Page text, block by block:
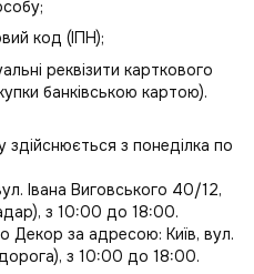
код (ІПН);
реквізити карткового
банківською картою).
з понеділка по
Івана Виговського 40/12,
з 10:00 до 18:00.
Декор за адресою: Київ, вул.
з 10:00 до 18:00.